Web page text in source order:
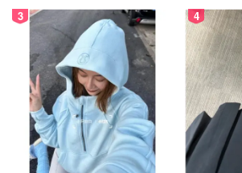
3 4